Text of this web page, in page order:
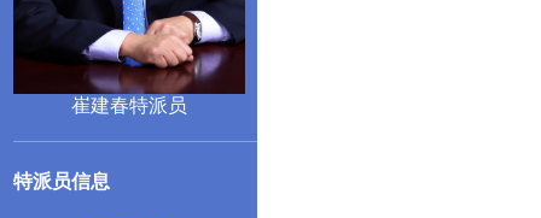
崔建春特派员
特派员信息